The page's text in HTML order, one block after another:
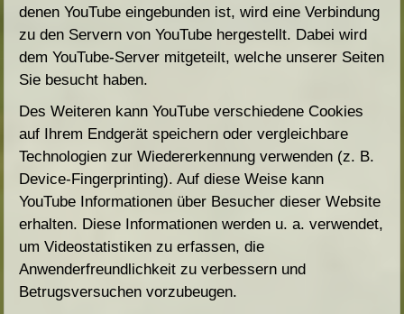
denen YouTube eingebunden ist, wird eine Verbindung
zu den Servern von YouTube hergestellt. Dabei wird
dem YouTube-Server mitgeteilt, welche unserer Seiten
Sie besucht haben.
Des Weiteren kann YouTube verschiedene Cookies
auf Ihrem Endgerät speichern oder vergleichbare
Technologien zur Wiedererkennung verwenden (z. B.
Device-Fingerprinting). Auf diese Weise kann
YouTube Informationen über Besucher dieser Website
erhalten. Diese Informationen werden u. a. verwendet,
um Videostatistiken zu erfassen, die
Anwenderfreundlichkeit zu verbessern und
Betrugsversuchen vorzubeugen.